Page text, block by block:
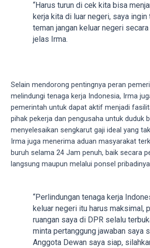
completely
free!
“Harus turun di cek kita bisa
kerja kita di luar negeri, saya ingin
teman jangan keluar negeri secara
jelas Irma.
Selain mendorong pentingnya peran
melindungi tenaga kerja Indonesia, Irma
pemerintah untuk dapat aktif menjadi
pihak pekerja dan pengusaha untuk duduk
menyelesaikan sengkarut gaji ideal yang
Irma juga menerima aduan masyarakat
buruh selama 24 Jam penuh, baik secara
langsung maupun melalui ponsel
“Perlindungan tenaga kerja
keluar negeri itu harus maksimal,
ruangan saya di DPR selalu
minta pertanggung jawaban saya
Anggota Dewan saya siap,